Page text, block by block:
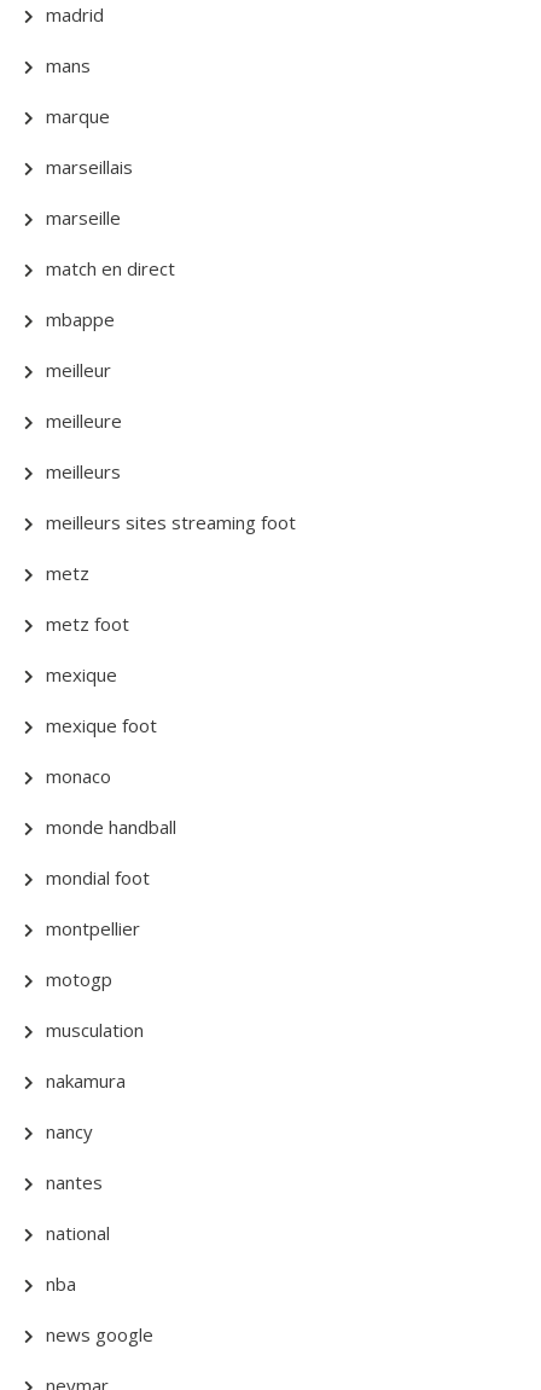
madrid
mans
marque
marseillais
marseille
match en direct
mbappe
meilleur
meilleure
meilleurs
meilleurs sites streaming foot
metz
metz foot
mexique
mexique foot
monaco
monde handball
mondial foot
montpellier
motogp
musculation
nakamura
nancy
nantes
national
nba
news google
neymar